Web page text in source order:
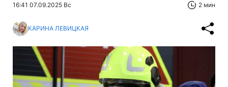
16:41 07.09.2025 Вс 2 мин
КАРИНА ЛЕВИЦКАЯ